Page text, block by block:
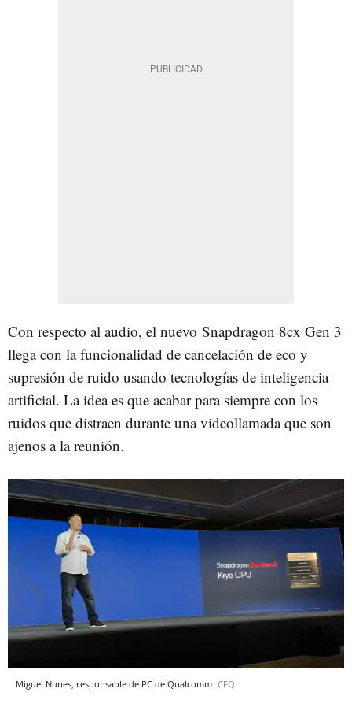
Con respecto al audio, el nuevo Snapdragon 8cx Gen 3
llega con la funcionalidad de cancelación de eco y
supresión de ruido usando tecnologías de inteligencia
artificial. La idea es que acabar para siempre con los
ruidos que distraen durante una videollamada que son
ajenos a la reunión.
Miguel Nunes, responsable de PC de Qualcomm CFQ